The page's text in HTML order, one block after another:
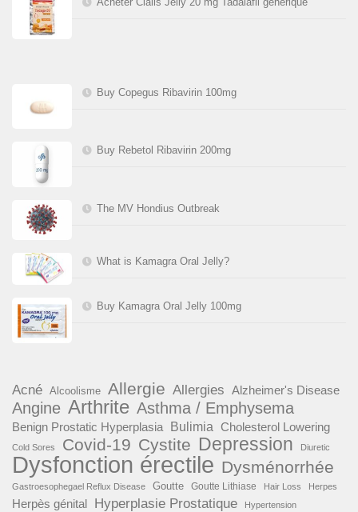
Buy Copegus Ribavirin 100mg
Buy Rebetol Ribavirin 200mg
The MV Hondius Outbreak
What is Kamagra Oral Jelly?
Buy Kamagra Oral Jelly 100mg
Acné Alcoolisme Allergie Allergies Alzheimer's Disease
Angine Arthrite Asthma / Emphysema
Benign Prostatic Hyperplasia Bulimia Cholesterol Lowering
Cold Sores Covid-19 Cystite Depression Diuretic
Dysfonction érectile Dysménorrhée
Gastroesophegael Reflux Disease Goutte Goutte Lithiase Hair Loss Herpes
Herpès génital Hyperplasie Prostatique Hypertension